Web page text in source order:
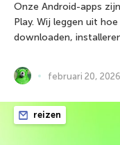
Onze Android-apps
Play. Wij leggen uit
downloaden,
februari 20, 2026
reizen